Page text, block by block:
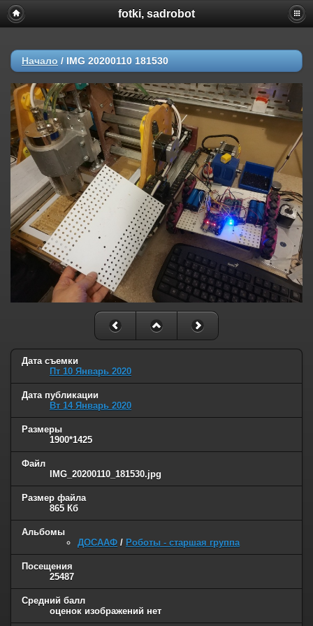
fotki, sadrobot
Начало / IMG 20200110 181530
Дата съемки
Пт 10 Январь 2020
Дата публикации
Вт 14 Январь 2020
Размеры
1900*1425
Файл
IMG_20200110_181530.jpg
Размер файла
865 Кб
Альбомы
ДОСААФ / Роботы - старшая группа
Посещения
25487
Средний балл
оценок изображений нет